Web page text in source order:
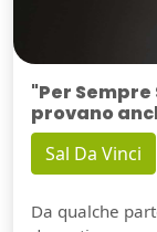
"Per
provano
Sal Da Vinci
Da qualche